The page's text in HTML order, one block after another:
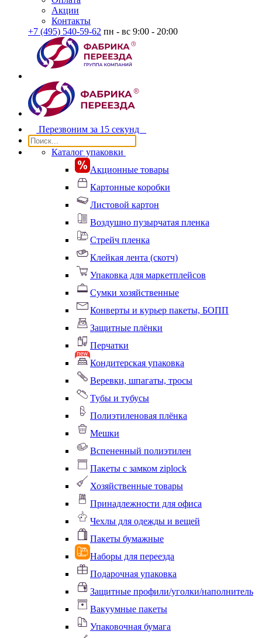
Акции
Контакты
+7 (495) 540-59-62 пн - вс 9:00 - 20:00
Перезвоним за 15 секунд
Каталог упаковки
Акционные товары
Картонные коробки
Листовой картон
Воздушно пузырчатая пленка
Стрейч пленка
Клейкая лента (скотч)
Упаковка для маркетплейсов
Сумки хозяйственные
Конверты и курьер пакеты, БОПП
Защитные плёнки
Перчатки
Кондитерская упаковка
Веревки, шпагаты, тросы
Тубы и тубусы
Полиэтиленовая плёнка
Мешки
Вспененный полиэтилен
Пакеты с замком ziplock
Хозяйственные товары
Принадлежности для офиса
Чехлы для одежды и вещей
Пакеты бумажные
Наборы для переезда
Подарочная упаковка
Защитные профили/уголки/наполнитель
Вакуумные пакеты
Упаковочная бумага